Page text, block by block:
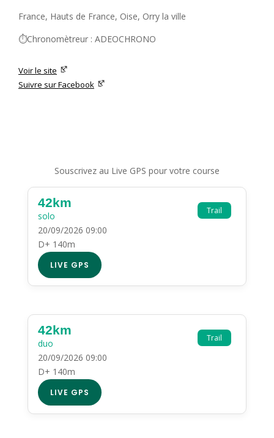
France, Hauts de France, Oise, Orry la ville
⏱️Chronomètreur : ADEOCHRONO
Voir le site
Suivre sur Facebook
Souscrivez au Live GPS pour votre course
Trail
42km
solo
20/09/2026 09:00
D+ 140m
LIVE GPS
Trail
42km
duo
20/09/2026 09:00
D+ 140m
LIVE GPS